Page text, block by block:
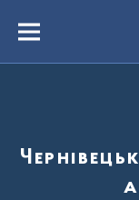
вмістуMenu